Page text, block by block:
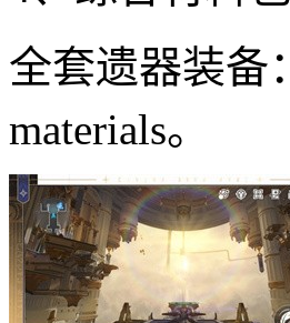
全套遗器装备
materials。